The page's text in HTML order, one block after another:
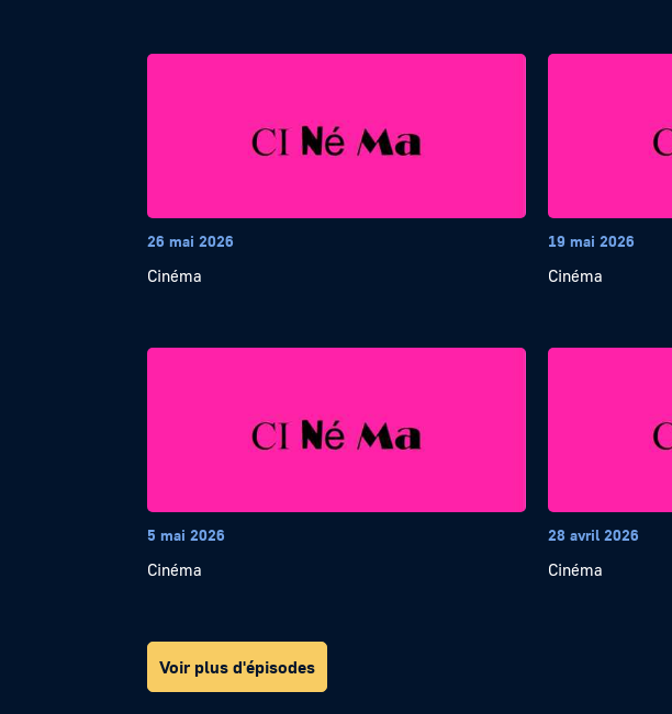
26 mai 2026
Cinéma
19 mai 2026
Cinéma
5 mai 2026
Cinéma
28 avril 2026
Cinéma
Voir plus d'épisodes